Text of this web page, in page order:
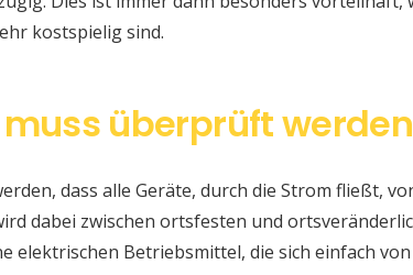
kostspielig sind.
überprüft
dass alle Geräte, durch die Strom fließt,
dabei zwischen ortsfesten und
elektrischen Betriebsmittel, die sich einfach